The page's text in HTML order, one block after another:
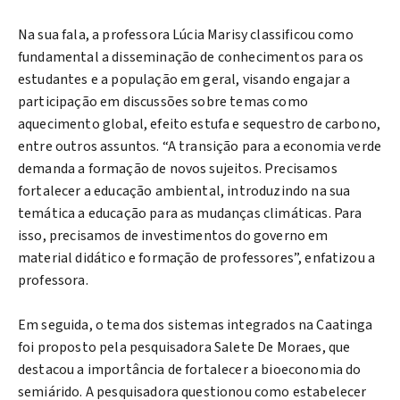
Na sua fala, a professora Lúcia Marisy classificou como
fundamental a disseminação de conhecimentos para os
estudantes e a população em geral, visando engajar a
participação em discussões sobre temas como
aquecimento global, efeito estufa e sequestro de carbono,
entre outros assuntos. “A transição para a economia verde
demanda a formação de novos sujeitos. Precisamos
fortalecer a educação ambiental, introduzindo na sua
temática a educação para as mudanças climáticas. Para
isso, precisamos de investimentos do governo em
material didático e formação de professores”, enfatizou a
professora.
Em seguida, o tema dos sistemas integrados na Caatinga
foi proposto pela pesquisadora Salete De Moraes, que
destacou a importância de fortalecer a bioeconomia do
semiárido. A pesquisadora questionou como estabelecer